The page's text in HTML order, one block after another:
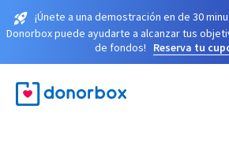
¡Únete a una demostración en de 30
Donorbox puede ayudarte a alcanzar tus
de fondos!
Reserva tu